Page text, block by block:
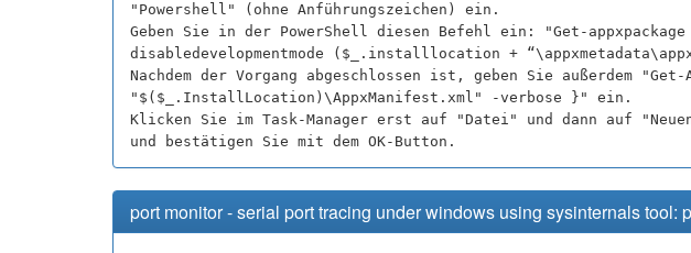
"Powershell" (ohne Anführungszeichen) ein.
Geben Sie in der PowerShell diesen Befehl ein: "Get-
disabledevelopmentmode ($_.installlocation +
Nachdem der Vorgang abgeschlossen ist, geben Sie außerdem
"$($_.InstallLocation)\AppxManifest.xml" -verbose }" ein.
Klicken Sie im Task-Manager erst auf "Datei" und dann auf
und bestätigen Sie mit dem OK-Button.
port monitor - serial port tracing under windows using sysinternals tool: